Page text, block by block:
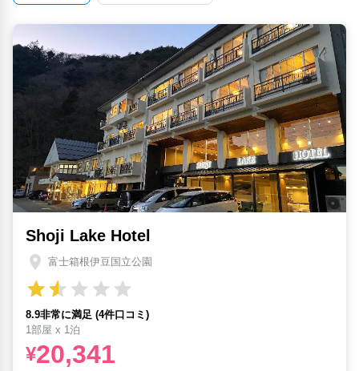
Shoji Lake Hotel
富士箱根伊豆国立公園
8.9非常に満足 (4件口コミ)
1部屋 x 1泊
¥20,341